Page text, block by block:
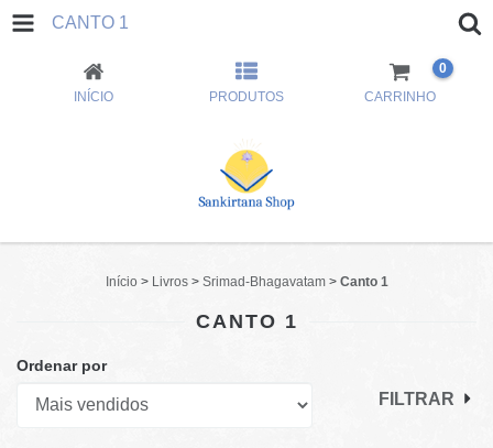
CANTO 1
INÍCIO PRODUTOS CARRINHO
0
Início > Livros > Srimad-Bhagavatam > Canto 1
CANTO 1
Ordenar por
FILTRAR